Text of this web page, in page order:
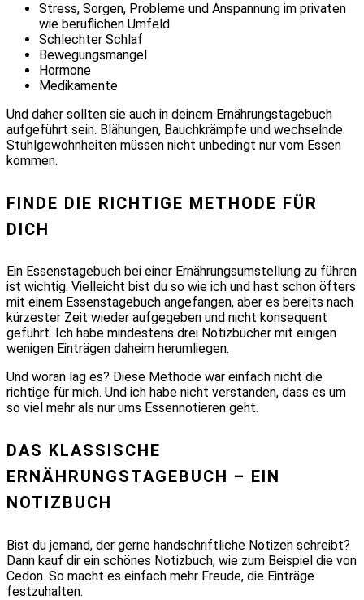
Stress, Sorgen, Probleme und Anspannung im privaten
wie beruflichen Umfeld
Schlechter Schlaf
Bewegungsmangel
Hormone
Medikamente
Und daher sollten sie auch in deinem Ernährungstagebuch
aufgeführt sein. Blähungen, Bauchkrämpfe und wechselnde
Stuhlgewohnheiten müssen nicht unbedingt nur vom Essen
kommen.
FINDE DIE RICHTIGE METHODE FÜR
DICH
Ein Essenstagebuch bei einer Ernährungsumstellung zu führen
ist wichtig. Vielleicht bist du so wie ich und hast schon öfters
mit einem Essenstagebuch angefangen, aber es bereits nach
kürzester Zeit wieder aufgegeben und nicht konsequent
geführt. Ich habe mindestens drei Notizbücher mit einigen
wenigen Einträgen daheim herumliegen.
Und woran lag es? Diese Methode war einfach nicht die
richtige für mich. Und ich habe nicht verstanden, dass es um
so viel mehr als nur ums Essennotieren geht.
DAS KLASSISCHE
ERNÄHRUNGSTAGEBUCH – EIN
NOTIZBUCH
Bist du jemand, der gerne handschriftliche Notizen schreibt?
Dann kauf dir ein schönes Notizbuch, wie zum Beispiel die von
Cedon. So macht es einfach mehr Freude, die Einträge
festzuhalten.